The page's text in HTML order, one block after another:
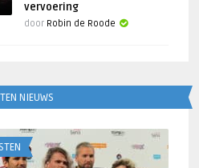
vervoering
door Robin de Roode
NIEUWS